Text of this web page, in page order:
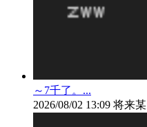
～7千了。...
2026/08/02 13:09 将来